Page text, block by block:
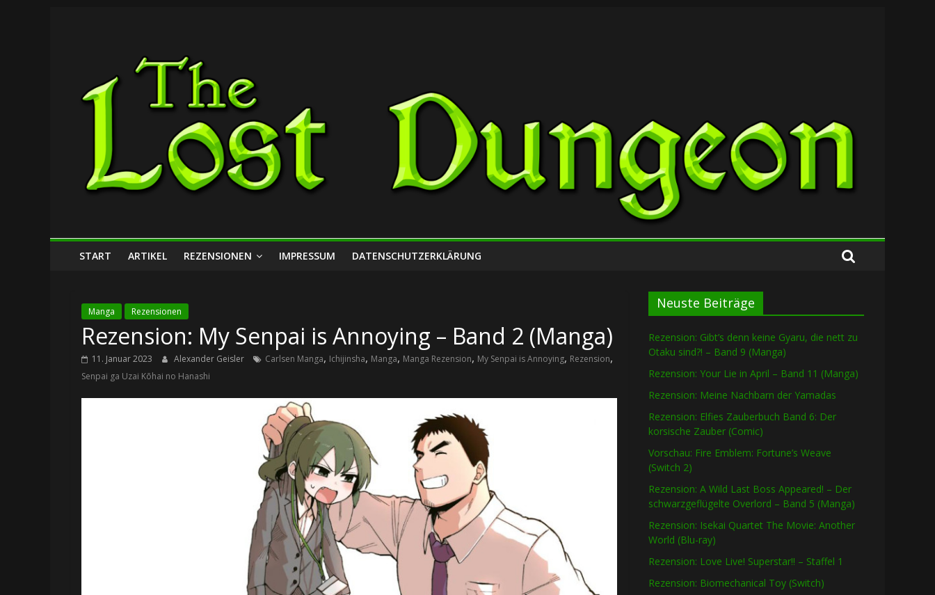
Lost
Dungeon
START ARTIKEL REZENSIONEN IMPRESSUM DATENSCHUTZERKLÄRUNG
Manga Rezensionen
Rezension: My Senpai is Annoying – Band 2 (Manga)
11. Januar 2023 Alexander Geisler Carlsen Manga, Ichijinsha, Manga, Manga Rezension, My Senpai is Annoying, Rezension,
Senpai ga Uzai Kōhai no Hanashi
Neuste Beiträge
Rezension: Gibt’s denn keine Gyaru, die nett zu
Otaku sind?! – Band 9 (Manga)
Rezension: Your Lie in April – Band 11 (Manga)
Rezension: Meine Nachbarn der Yamadas
Rezension: Elfies Zauberbuch Band 6: Der
korsische Zauber (Comic)
Vorschau: Fire Emblem: Fortune’s Weave
(Switch 2)
Rezension: A Wild Last Boss Appeared! – Der
schwarzgeflügelte Overlord – Band 5 (Manga)
Rezension: Isekai Quartet The Movie: Another
World (Blu-ray)
Rezension: Love Live! Superstar!! – Staffel 1
Rezension: Biomechanical Toy (Switch)